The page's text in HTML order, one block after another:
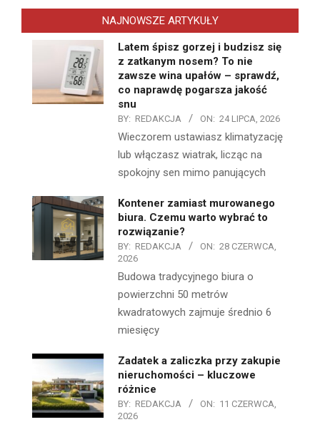
NAJNOWSZE ARTYKUŁY
Latem śpisz gorzej i budzisz się
z zatkanym nosem? To nie
zawsze wina upałów – sprawdź,
co naprawdę pogarsza jakość
snu
BY: REDAKCJA ON: 24 LIPCA, 2026
Wieczorem ustawiasz klimatyzację
lub włączasz wiatrak, licząc na
spokojny sen mimo panujących
Kontener zamiast murowanego
biura. Czemu warto wybrać to
rozwiązanie?
BY: REDAKCJA ON: 28 CZERWCA,
2026
Budowa tradycyjnego biura o
powierzchni 50 metrów
kwadratowych zajmuje średnio 6
miesięcy
Zadatek a zaliczka przy zakupie
nieruchomości – kluczowe
różnice
BY: REDAKCJA ON: 11 CZERWCA,
2026